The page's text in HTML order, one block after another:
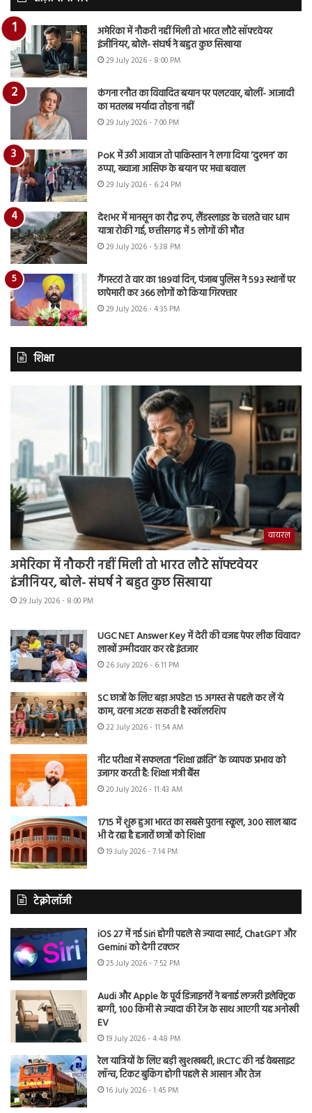
अमेरिका में नौकरी नहीं मिली तो भारत लौटे सॉफ्टवेयर
इंजीनियर, बोले- संघर्ष ने बहुत कुछ सिखाया
29 July 2026 - 8:00 PM
कंगना रनौत का विवादित बयान पर पलटवार, बोलीं- आजादी
का मतलब मर्यादा तोड़ना नहीं
29 July 2026 - 7:00 PM
PoK में उठी आवाज तो पाकिस्तान ने लगा दिया ‘दुश्मन’ का
ठप्पा, ख्वाजा आसिफ के बयान पर मचा बवाल
29 July 2026 - 6:24 PM
देशभर में मानसून का रौद्र रुप, लैंडस्लाइड के चलते चार धाम
यात्रा रोकी गई, छत्तीसगढ़ में 5 लोगों की मौत
29 July 2026 - 5:38 PM
गैंगस्टरां ते वार का 189वां दिन, पंजाब पुलिस ने 593 स्थानों पर
छापेमारी कर 366 लोगों को किया गिरफ्तार
29 July 2026 - 4:35 PM
शिक्षा
वायरल
अमेरिका में नौकरी नहीं मिली तो भारत लौटे सॉफ्टवेयर
इंजीनियर, बोले- संघर्ष ने बहुत कुछ सिखाया
29 July 2026 - 8:00 PM
UGC NET Answer Key में देरी की वजह पेपर लीक विवाद?
लाखों उम्मीदवार कर रहे इंतजार
26 July 2026 - 6:11 PM
SC छात्रों के लिए बड़ा अपडेट! 15 अगस्त से पहले कर लें ये
काम, वरना अटक सकती है स्कॉलरशिप
22 July 2026 - 11:54 AM
नीट परीक्षा में सफलता “शिक्षा क्रांति” के व्यापक प्रभाव को
उजागर करती है: शिक्षा मंत्री बैंस
20 July 2026 - 11:43 AM
1715 में शुरू हुआ भारत का सबसे पुराना स्कूल, 300 साल बाद
भी दे रहा है हजारों छात्रों को शिक्षा
19 July 2026 - 7:14 PM
टेक्नोलॉजी
iOS 27 में नई Siri होगी पहले से ज्यादा स्मार्ट, ChatGPT और
Gemini को देगी टक्कर
25 July 2026 - 7:52 PM
Audi और Apple के पूर्व डिजाइनरों ने बनाई लग्जरी इलेक्ट्रिक
बग्गी, 100 किमी से ज्यादा की रेंज के साथ आएगी यह अनोखी
EV
19 July 2026 - 4:48 PM
रेल यात्रियों के लिए बड़ी खुशखबरी, IRCTC की नई वेबसाइट
लॉन्च, टिकट बुकिंग होगी पहले से आसान और तेज
16 July 2026 - 1:45 PM